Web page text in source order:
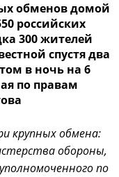
обменов домой
российских
300 жителей
спустя два
в ночь на 6
по правам
крупных обмена:
обороны,
по